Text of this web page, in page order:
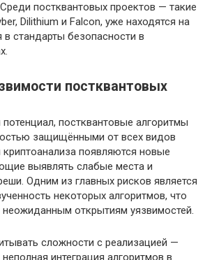
постквантовых проектов — такие
Dilithium и Falcon, уже находятся на
в стандарты безопасности в
постквантовых
постквантовые алгоритмы
защищёнными от всех видов
криптоанализа появляются новые
выявлять слабые места и
Одним из главных рисков является
некоторых алгоритмов, что
открытиям уязвимостей.
сложности с реализацией —
интеграция алгоритмов в